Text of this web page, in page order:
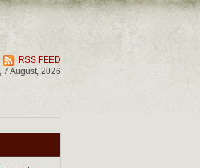
RSS FEED
7 August, 2026